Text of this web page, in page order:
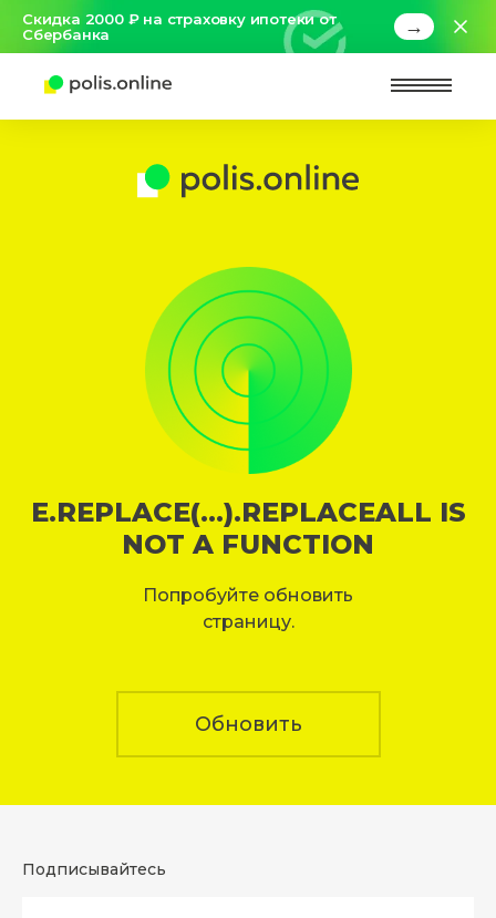
Скидка 2000 ₽ на страховку ипотеки от
Сбербанка
→
E.REPLACE(...).REPLACEALL IS
NOT A FUNCTION
Попробуйте обновить
страницу.
Обновить
Подписывайтесь